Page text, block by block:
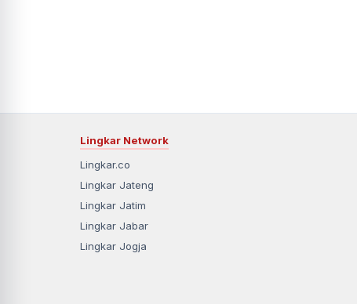
Lingkar Network
Lingkar.co
Lingkar Jateng
Lingkar Jatim
Lingkar Jabar
Lingkar Jogja